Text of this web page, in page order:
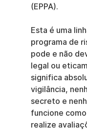
(EPPA).
Esta é uma
programa de
pode e não
legal ou
significa
vigilância,
secreto e
funcione
realize